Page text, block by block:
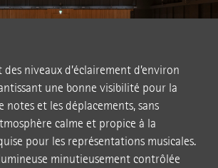
des niveaux d’éclairement d’environ
une bonne visibilité pour la
notes et les déplacements, sans
calme et propice à la
pour les représentations musicales.
minutieusement contrôlée